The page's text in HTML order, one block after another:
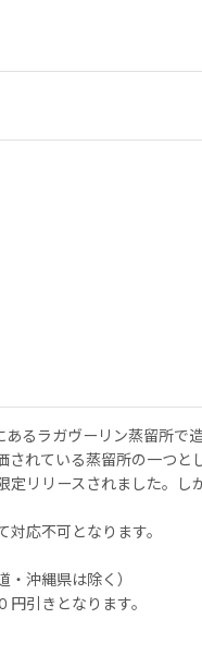
るラガヴーリン蒸留所で
れている蒸留所の一つと
リリースされました。
応不可となります。
沖縄県は除く）
引きとなります。